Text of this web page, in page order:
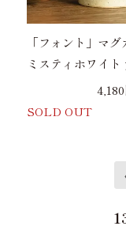
「フォント」マ
ミスティホワイト
SOLD OUT